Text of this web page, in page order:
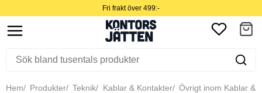
Fri frakt över 499:-
Hem Produkter Teknik Kablar & Kontakter Övrigt inom Kablar &